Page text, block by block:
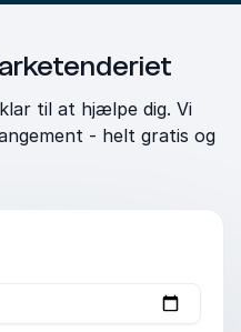
til at hjælpe dig. Vi
- helt gratis og